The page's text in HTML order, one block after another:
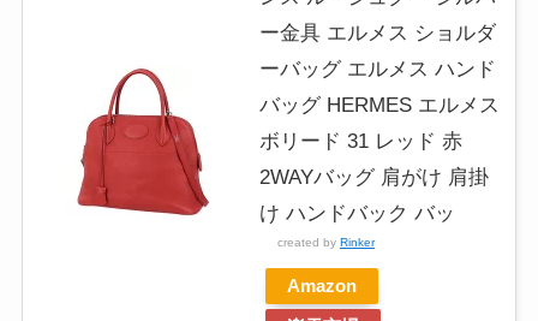
ー金具 エルメス ショルダ
ーバッグ エルメス ハンド
バッグ HERMES エルメス
ボリード 31 レッド 赤
2WAYバッグ 肩がけ 肩掛
け ハンドバック バッ
created by Rinker
Amazon